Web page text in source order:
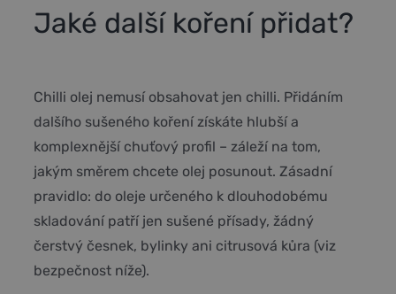
Jaké další koření přidat?
Chilli olej nemusí obsahovat jen chilli. Přidáním
dalšího sušeného koření získáte hlubší a
komplexnější chuťový profil – záleží na tom,
jakým směrem chcete olej posunout. Zásadní
pravidlo: do oleje určeného k dlouhodobému
skladování patří jen sušené přísady, žádný
čerstvý česnek, bylinky ani citrusová kůra (viz
bezpečnost níže).